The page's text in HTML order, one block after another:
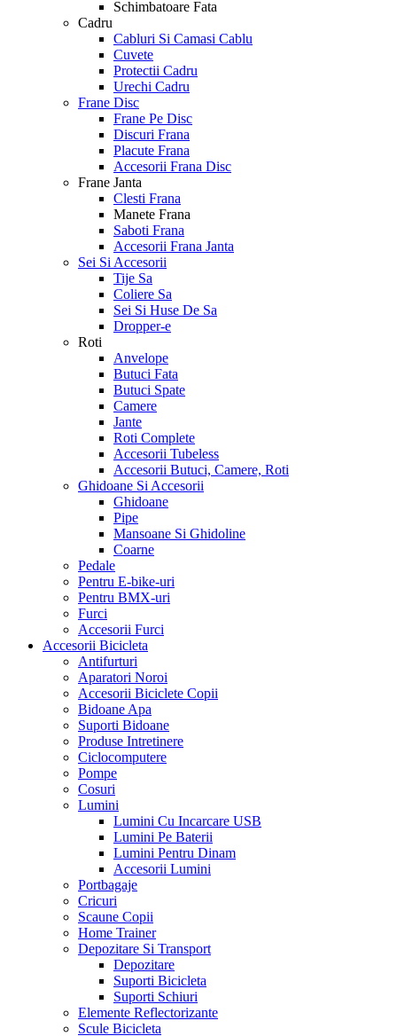
Schimbatoare Fata
Cadru
Cabluri Si Camasi Cablu
Cuvete
Protectii Cadru
Urechi Cadru
Frane Disc
Frane Pe Disc
Discuri Frana
Placute Frana
Accesorii Frana Disc
Frane Janta
Clesti Frana
Manete Frana
Saboti Frana
Accesorii Frana Janta
Sei Si Accesorii
Tije Sa
Coliere Sa
Sei Si Huse De Sa
Dropper-e
Roti
Anvelope
Butuci Fata
Butuci Spate
Camere
Jante
Roti Complete
Accesorii Tubeless
Accesorii Butuci, Camere, Roti
Ghidoane Si Accesorii
Ghidoane
Pipe
Mansoane Si Ghidoline
Coarne
Pedale
Pentru E-bike-uri
Pentru BMX-uri
Furci
Accesorii Furci
Accesorii Bicicleta
Antifurturi
Aparatori Noroi
Accesorii Biciclete Copii
Bidoane Apa
Suporti Bidoane
Produse Intretinere
Ciclocomputere
Pompe
Cosuri
Lumini
Lumini Cu Incarcare USB
Lumini Pe Baterii
Lumini Pentru Dinam
Accesorii Lumini
Portbagaje
Cricuri
Scaune Copii
Home Trainer
Depozitare Si Transport
Depozitare
Suporti Bicicleta
Suporti Schiuri
Elemente Reflectorizante
Scule Bicicleta